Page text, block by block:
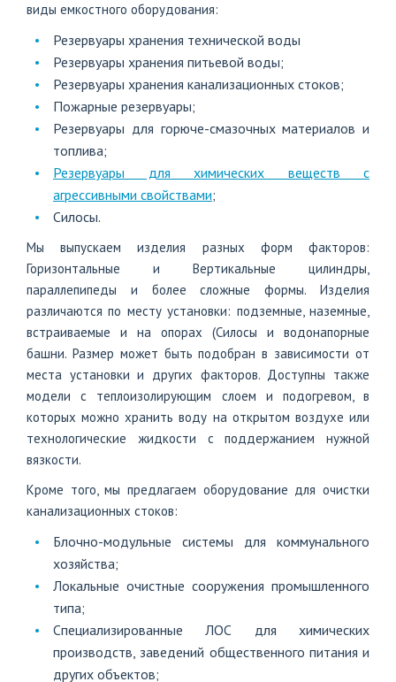
виды емкостного оборудования:
Резервуары хранения технической воды
Резервуары хранения питьевой воды;
Резервуары хранения канализационных стоков;
Пожарные резервуары;
Резервуары для горюче-смазочных материалов и
топлива;
Резервуары для химических веществ с
агрессивными свойствами;
Силосы.
Мы выпускаем изделия разных форм факторов:
Горизонтальные и Вертикальные цилиндры,
параллепипеды и более сложные формы. Изделия
различаются по месту установки: подземные, наземные,
встраиваемые и на опорах (Силосы и водонапорные
башни. Размер может быть подобран в зависимости от
места установки и других факторов. Доступны также
модели с теплоизолирующим слоем и подогревом, в
которых можно хранить воду на открытом воздухе или
технологические жидкости с поддержанием нужной
вязкости.
Кроме того, мы предлагаем оборудование для очистки
канализационных стоков:
Блочно-модульные системы для коммунального
хозяйства;
Локальные очистные сооружения промышленного
типа;
Специализированные ЛОС для химических
производств, заведений общественного питания и
других объектов;